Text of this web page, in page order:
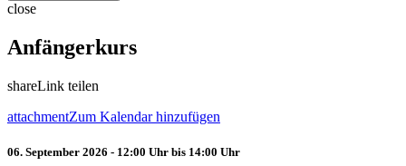
close
Anfängerkurs
shareLink teilen
attachmentZum Kalendar hinzufügen
06. September 2026 - 12:00 Uhr bis 14:00 Uhr